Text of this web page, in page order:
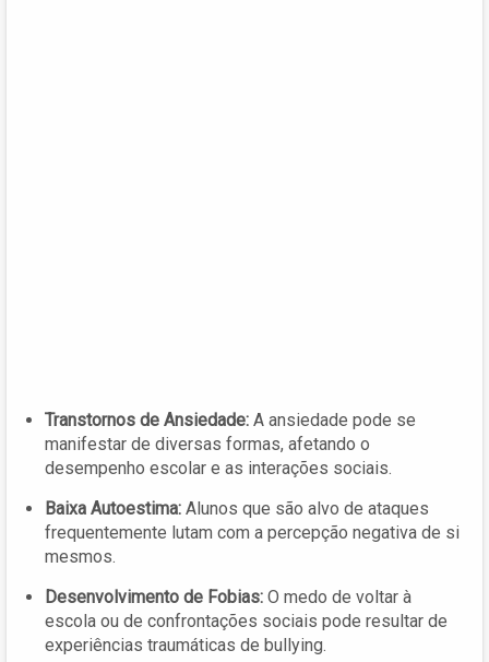
Transtornos de Ansiedade: A ansiedade pode se
manifestar de diversas formas, afetando o
desempenho escolar e as interações sociais.
Baixa Autoestima: Alunos que são alvo de ataques
frequentemente lutam com a percepção negativa de si
mesmos.
Desenvolvimento de Fobias: O medo de voltar à
escola ou de confrontações sociais pode resultar de
experiências traumáticas de bullying.